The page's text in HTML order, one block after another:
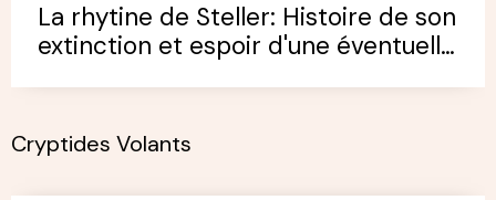
La rhytine de Steller: Histoire de son
extinction et espoir d'une éventuelle
Cryptides Volants